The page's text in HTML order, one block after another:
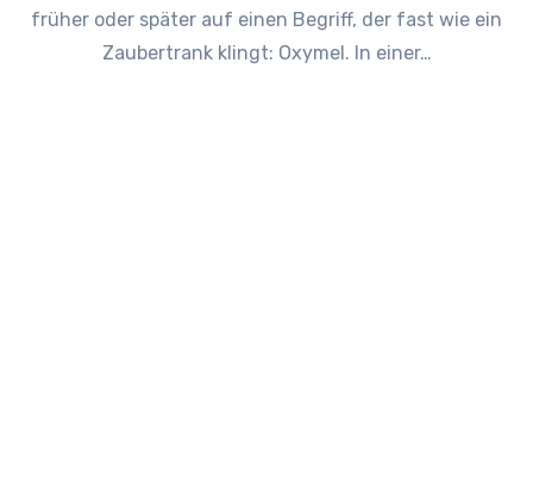
früher oder später auf einen Begriff, der fast wie ein
Zaubertrank klingt: Oxymel. In einer…